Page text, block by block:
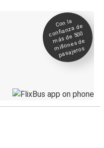
Con la
confianza de
más de 500
millones de
pasajeros